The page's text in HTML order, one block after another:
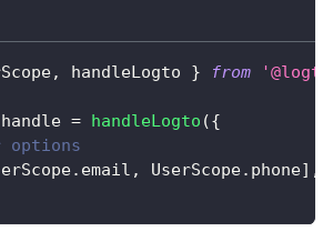
, handleLogto } from
handle = handleLogto ({
. email , UserScope. phone] ,